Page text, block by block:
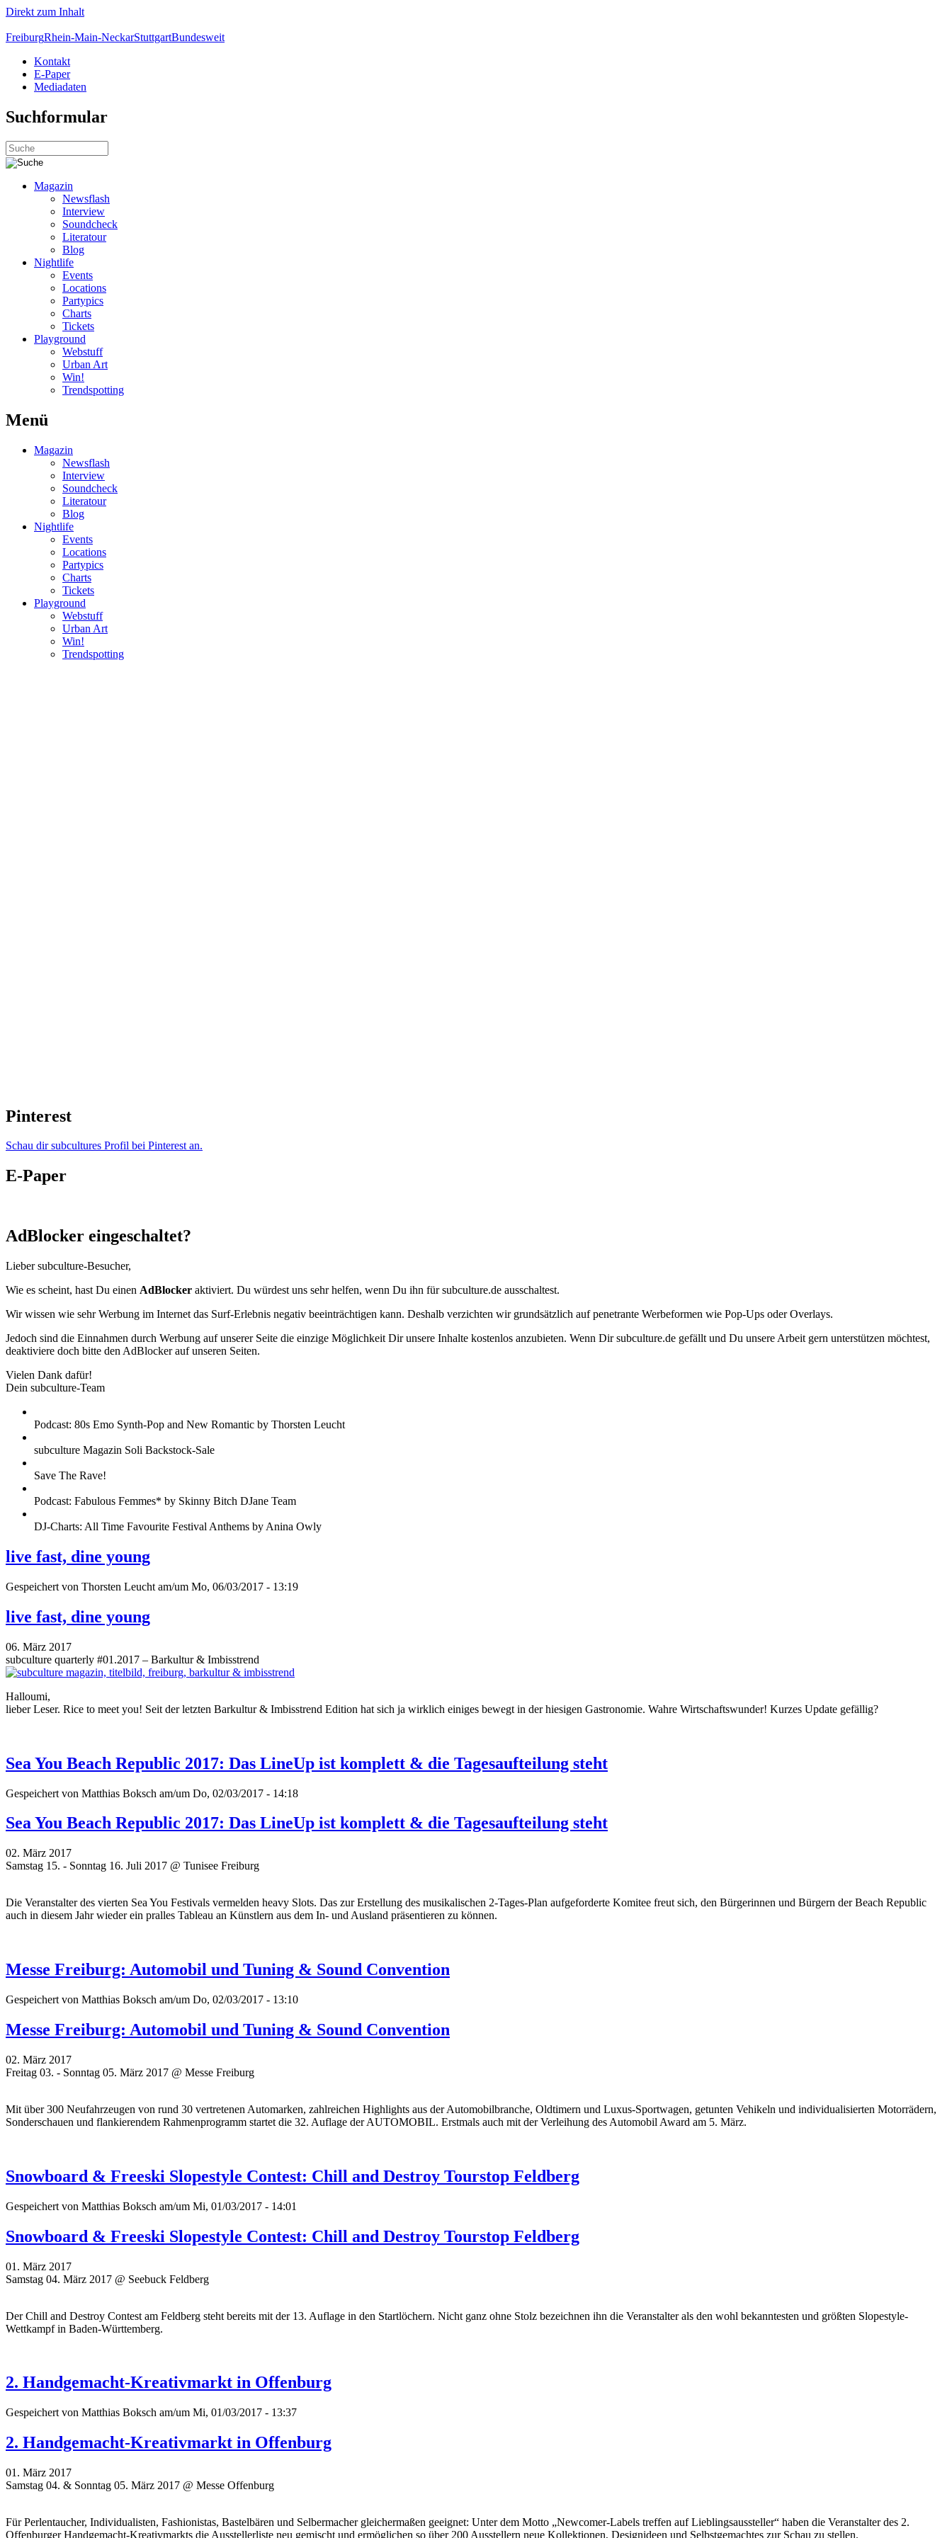
Direkt zum Inhalt
FreiburgRhein-Main-NeckarStuttgartBundesweit
Kontakt
E-Paper
Mediadaten
Suchformular
Magazin
Newsflash
Interview
Soundcheck
Literatour
Blog
Nightlife
Events
Locations
Partypics
Charts
Tickets
Playground
Webstuff
Urban Art
Win!
Trendspotting
Menü
Magazin
Newsflash
Interview
Soundcheck
Literatour
Blog
Nightlife
Events
Locations
Partypics
Charts
Tickets
Playground
Webstuff
Urban Art
Win!
Trendspotting
Pinterest
Schau dir subcultures Profil bei Pinterest an.
E-Paper
AdBlocker eingeschaltet?
Lieber subculture-Besucher,
Wie es scheint, hast Du einen AdBlocker aktiviert. Du würdest uns sehr helfen, wenn Du ihn für subculture.de ausschaltest.
Wir wissen wie sehr Werbung im Internet das Surf-Erlebnis negativ beeinträchtigen kann. Deshalb verzichten wir grundsätzlich auf penetrante Werbeformen wie Pop-Ups oder Overlays.
Jedoch sind die Einnahmen durch Werbung auf unserer Seite die einzige Möglichkeit Dir unsere Inhalte kostenlos anzubieten. Wenn Dir subculture.de gefällt und Du unsere Arbeit gern unterstützen möchtest,
deaktiviere doch bitte den AdBlocker auf unseren Seiten.
Vielen Dank dafür!
Dein subculture-Team
Podcast: 80s Emo Synth-Pop and New Romantic by Thorsten Leucht
subculture Magazin Soli Backstock-Sale
Save The Rave!
Podcast: Fabulous Femmes* by Skinny Bitch DJane Team
DJ-Charts: All Time Favourite Festival Anthems by Anina Owly
live fast, dine young
Gespeichert von Thorsten Leucht am/um Mo, 06/03/2017 - 13:19
live fast, dine young
06. März 2017
subculture quarterly #01.2017 – Barkultur & Imbisstrend
Halloumi,
lieber Leser. Rice to meet you! Seit der letzten Barkultur & Imbisstrend Edition hat sich ja wirklich einiges bewegt in der hiesigen Gastronomie. Wahre Wirtschaftswunder! Kurzes Update gefällig?
Sea You Beach Republic 2017: Das LineUp ist komplett & die Tagesaufteilung steht
Gespeichert von Matthias Boksch am/um Do, 02/03/2017 - 14:18
Sea You Beach Republic 2017: Das LineUp ist komplett & die Tagesaufteilung steht
02. März 2017
Samstag 15. - Sonntag 16. Juli 2017 @ Tunisee Freiburg
Die Veranstalter des vierten Sea You Festivals vermelden heavy Slots. Das zur Erstellung des musikalischen 2-Tages-Plan aufgeforderte Komitee freut sich, den Bürgerinnen und Bürgern der Beach Republic
auch in diesem Jahr wieder ein pralles Tableau an Künstlern aus dem In- und Ausland präsentieren zu können.
Messe Freiburg: Automobil und Tuning & Sound Convention
Gespeichert von Matthias Boksch am/um Do, 02/03/2017 - 13:10
Messe Freiburg: Automobil und Tuning & Sound Convention
02. März 2017
Freitag 03. - Sonntag 05. März 2017 @ Messe Freiburg
Mit über 300 Neufahrzeugen von rund 30 vertretenen Automarken, zahlreichen Highlights aus der Automobilbranche, Oldtimern und Luxus-Sportwagen, getunten Vehikeln und individualisierten Motorrädern,
Sonderschauen und flankierendem Rahmenprogramm startet die 32. Auflage der AUTOMOBIL. Erstmals auch mit der Verleihung des Automobil Award am 5. März.
Snowboard & Freeski Slopestyle Contest: Chill and Destroy Tourstop Feldberg
Gespeichert von Matthias Boksch am/um Mi, 01/03/2017 - 14:01
Snowboard & Freeski Slopestyle Contest: Chill and Destroy Tourstop Feldberg
01. März 2017
Samstag 04. März 2017 @ Seebuck Feldberg
Der Chill and Destroy Contest am Feldberg steht bereits mit der 13. Auflage in den Startlöchern. Nicht ganz ohne Stolz bezeichnen ihn die Veranstalter als den wohl bekanntesten und größten Slopestyle-
Wettkampf in Baden-Württemberg.
2. Handgemacht-Kreativmarkt in Offenburg
Gespeichert von Matthias Boksch am/um Mi, 01/03/2017 - 13:37
2. Handgemacht-Kreativmarkt in Offenburg
01. März 2017
Samstag 04. & Sonntag 05. März 2017 @ Messe Offenburg
Für Perlentaucher, Individualisten, Fashionistas, Bastelbären und Selbermacher gleichermaßen geeignet: Unter dem Motto „Newcomer-Labels treffen auf Lieblingsaussteller“ haben die Veranstalter des 2.
Offenburger Handgemacht-Kreativmarkts die Ausstellerliste neu gemischt und ermöglichen so über 200 Ausstellern neue Kollektionen, Designideen und Selbstgemachtes zur Schau zu stellen.